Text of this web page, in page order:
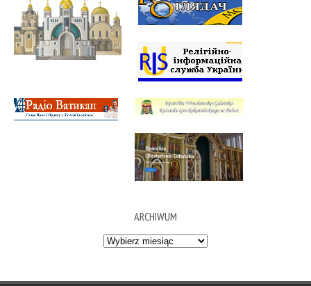
ARCHIWUM
Archiwum